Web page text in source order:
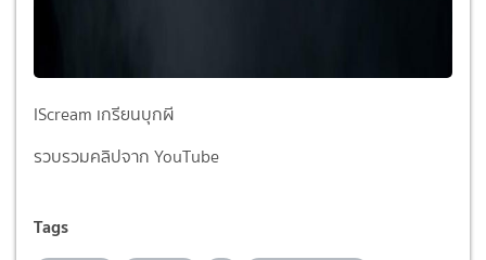
IScream เกรียนบุกผี
รวบรวมคลิปจาก YouTube
Tags